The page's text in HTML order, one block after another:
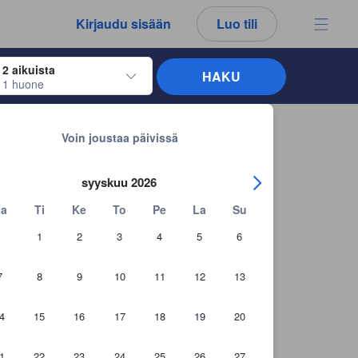
Kirjaudu sisään Luo tili
2 aikuista
1 huone
siirtyäksesi haluamiesi sisään- ja uloskirjautumispäivien
Voin joustaa päivissä
syyskuu 2026
Ti Ke To Pe La Su
1 2 3 4 5 6
8 9 10 11 12 13
15 16 17 18 19 20
HAKU
arvostelut ja kommentit ovat aina aitoja.